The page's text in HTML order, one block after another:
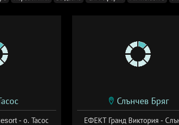
- о. Тасос
Слънчев Бряг
ЕФЕКТ Гранд Виктория -